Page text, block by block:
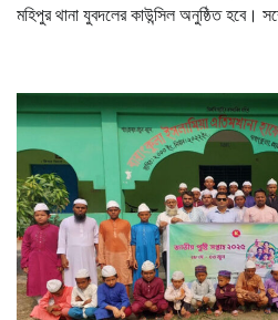
মহিপুর থানা যুবদলের কাউন্সিল অনুষ্ঠিত হবে।